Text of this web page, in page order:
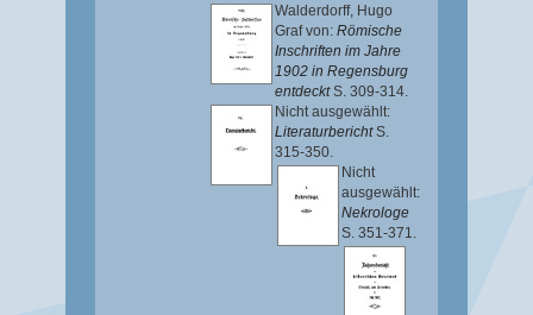
Walderdorff, Hugo
Graf von: Römische
Inschriften im Jahre
1902 in Regensburg
entdecktS. 309-314.
Nicht ausgewählt:
LiteraturberichtS.
315-350.
Nicht
ausgewählt:
Nekrologe
S. 351-371.